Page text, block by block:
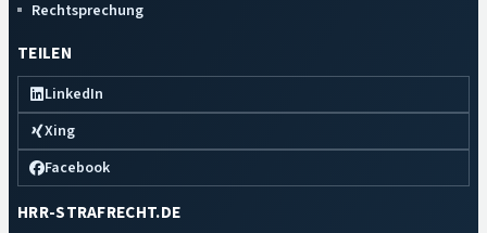
Rechtsprechung
TEILEN
LinkedIn
Xing
Facebook
HRR-STRAFRECHT.DE